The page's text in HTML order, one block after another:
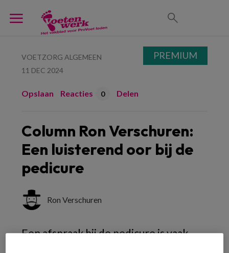
VOETZORG ALGEMEEN
11 DEC 2024
Opslaan Reacties 0 Delen
Column Ron Verschuren:
Een luisterend oor bij de
pedicure
Ron Verschuren
Een afspraak bij de pedicure is vaak
PREMIUM